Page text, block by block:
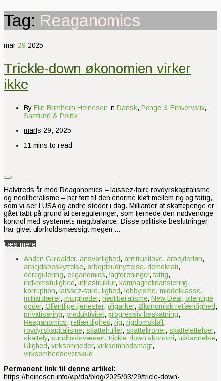
Tag: Reaganomics
mar 29 2025
Trickle-down økonomien virker
ikke
By Elin Brimheim Heinesen in Dansk, Penge & Erhvervsliv,
Samfund & Politik
marts 29, 2025
11 mins to read
Halvtreds år med Reaganomics – laissez-faire rovdyrskapitalisme
og neoliberalisme – har ført til den enorme kløft mellem rig og fattig,
som vi ser I USA og andre steder i dag. Milliarder af skattepenge er
gået tabt på grund af dereguleringer, som fjernede den nødvendige
kontrol med systemets magtbalance. Disse politiske beslutninger
har givet uforholdsmæssigt megen …
Læs mere
Anden Guldalder, ansvarlighed, antitrustlove, arbejderløn,
arbejdsbeskyttelse, arbejdsudnyttelse, demokrati,
deregulering, eaganomics,fagforeninger,fattig,
indkomstulighed, infrastruktur, kampagnefinansiering,
korruption, laissez-faire, lighed, lobbyisme, middelklasse,
milliardærer, muligheder, neoliberalisme, New Deal , offentlige
goder, Offentlige tjenester, oligarker, Økonomisk retfærdighed,
privatisering, produktivitet, progressiv beskatning,
Reaganomics, retfærdighed, rig, rigdomskløft,
rovdyrskapitalisme, skattehuller, skattekroner, skattelettelser,
skattely, sundhedsvæsen, trickle-down økonomi, uddannelse,
Ulighed, virksomheder, virksomhedsmagt,
virksomhedsoverskud
Permanent link til denne artikel:
https://heinesen.info/wp/da/blog/2025/03/29/tricle-down-